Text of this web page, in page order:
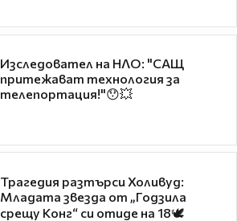
Изследовател на НЛО: "САЩ
притежават технология за
телепортация!"😯💥
Трагедия разтърси Холивуд:
Младата звезда от „Годзила
срещу Конг“ си отиде на 18🕊️